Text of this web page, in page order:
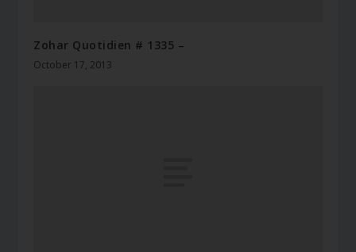
Zohar Quotidien # 1335 –
October 17, 2013